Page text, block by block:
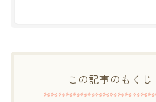
この記事のもくじ